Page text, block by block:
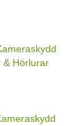
& Hörlurar